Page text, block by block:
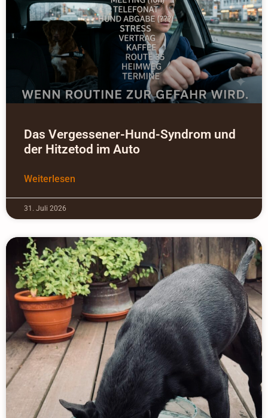
Das Vergessener-Hund-Syndrom und
der Hitzetod im Auto
Weiterlesen
31. Juli 2026